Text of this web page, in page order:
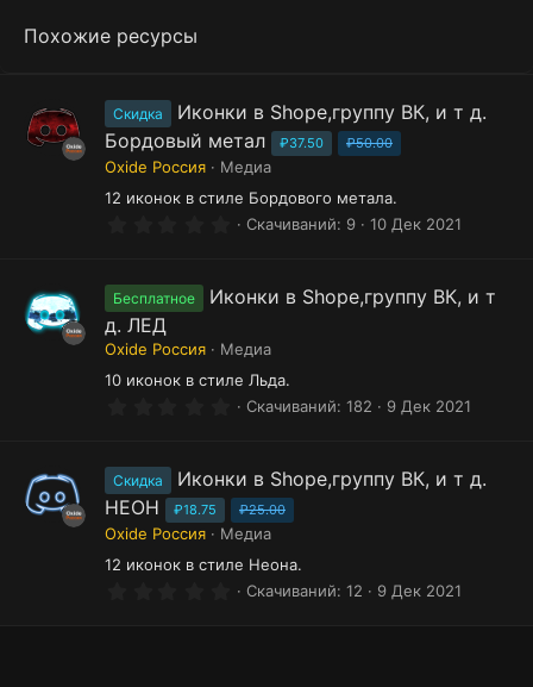
Похожие ресурсы
Скидка
Иконки в Shope,группу ВК, и т д.
Бордовый метал
₽37.50 ₽50.00
Oxide Россия
Медиа
12 иконок в стиле Бордового метала.
0
з
в
з
Скачиваний 9 10 Дек 2021
Бесплатное
Иконки в Shope,группу ВК, и т
д. ЛЕД
Oxide Россия
Медиа
10 иконок в стиле Льда.
0
з
в
ё
з
Скачиваний 182 9 Дек 2021
Скидка
Иконки в Shope,группу ВК, и т д.
НЕОН
₽18.75 ₽25.00
Oxide Россия
Медиа
12 иконок в стиле Неона.
0 Скачиваний 12 9 Дек 2021